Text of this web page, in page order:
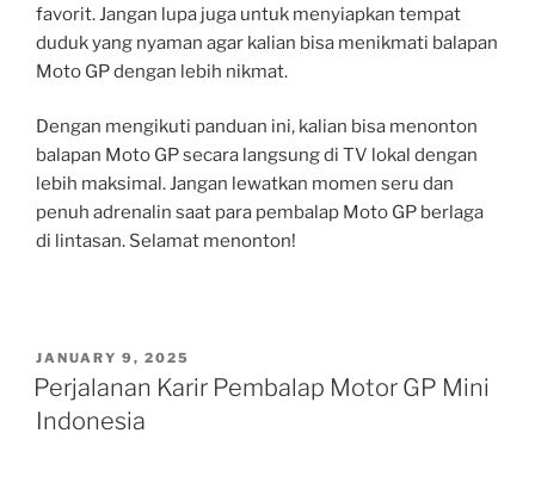
favorit. Jangan lupa juga untuk menyiapkan tempat
duduk yang nyaman agar kalian bisa menikmati balapan
Moto GP dengan lebih nikmat.
Dengan mengikuti panduan ini, kalian bisa menonton
balapan Moto GP secara langsung di TV lokal dengan
lebih maksimal. Jangan lewatkan momen seru dan
penuh adrenalin saat para pembalap Moto GP berlaga
di lintasan. Selamat menonton!
POSTED
ON
JANUARY 9, 2025
Perjalanan Karir Pembalap Motor GP Mini
Indonesia